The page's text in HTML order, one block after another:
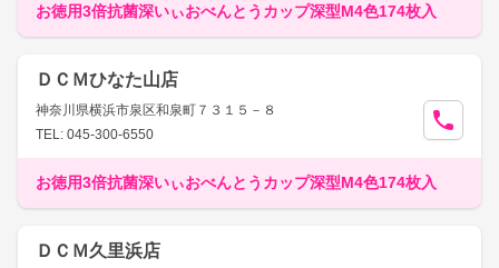
お徳用3倍抗菌深いぃおべんとうカップ深型M4色174枚入
ＤＣＭひなた山店
神奈川県横浜市泉区和泉町７３１５－８
TEL: 045-300-6550
お徳用3倍抗菌深いぃおべんとうカップ深型M4色174枚入
ＤＣＭ久里浜店